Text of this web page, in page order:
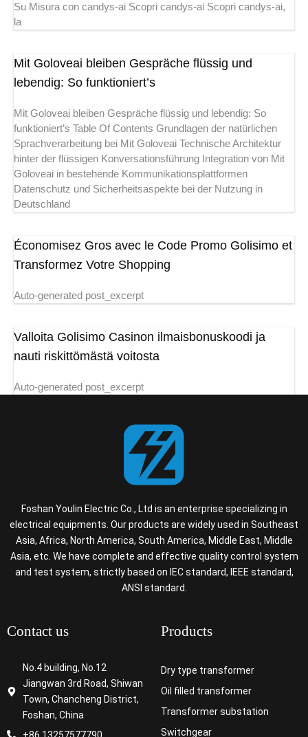
Su Misura con candys-ai Scopri candys-ai Scopri candys-ai,
la
Mit Goloveai bleiben Gespräche flüssig und
lebendig: So funktioniert’s
Mit Goloveai bleiben Gespräche flüssig und lebendig: So
funktioniert’s Table Of Contents Grundlagen der natürlichen
Sprachverarbeitung bei Mit Goloveai Technische Architektur
hinter der flüssigen Konversationsführung Integration von Mit
Goloveai in bestehende Kommunikationsplattformen
Datenschutz und Sicherheitsaspekte bei der Nutzung in
Deutschland
Économisez Gros avec le Code Promo Golisimo et
Transformez Votre Shopping
Auto-generated post_excerpt
Valloita Golisimo Casinon ilmaisbonuskoodi ja
nauti riskittömästä voitosta
Auto-generated post_excerpt
Foshan Youlin Electric Co., Ltd is an enterprise specializing in
electrical equipments. Our products are widely used in Southeast
Asia, Africa, North America, South America, Middle East, Middle
Asia, etc. We have complete and effective quality control system
and test system, strictly based on IEC standard, IEEE standard,
ANSI standard.
Contact us
No.4 building, No.12
Jiangwan 3rd Road, Shiwan
Town, Chancheng District,
Foshan, China
+86 13257577790
Products
Dry type transformer
Oil filled transformer
Transformer substation
Switchgear